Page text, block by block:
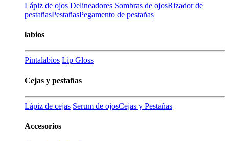
Lápiz de ojos Delineadores Sombras de ojosRizador de
pestañasPestañasPegamento de pestañas
labios
Pintalabios Lip Gloss
Cejas y pestañas
Lápiz de cejas Serum de ojosCejas y Pestañas
Accesorios